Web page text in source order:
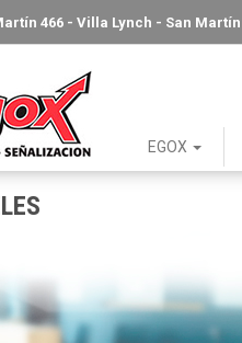
466 - Villa Lynch - San
EGOX